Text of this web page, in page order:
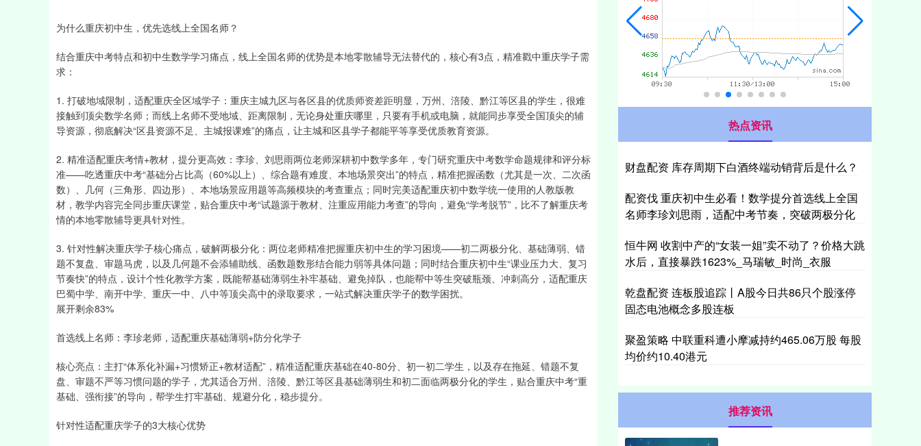
为什么重庆初中生，优先选线上全国名师？
结合重庆中考特点和初中生数学学习痛点，线上全国名师的优势是本地零散辅导无法替代的，核心有3点，精准戳中重庆学子需
求：
1. 打破地域限制，适配重庆全区域学子：重庆主城九区与各区县的优质师资差距明显，万州、涪陵、黔江等区县的学生，很难
接触到顶尖数学名师；而线上名师不受地域、距离限制，无论身处重庆哪里，只要有手机或电脑，就能同步享受全国顶尖的辅
导资源，彻底解决“区县资源不足、主城报课难”的痛点，让主城和区县学子都能平等享受优质教育资源。
2. 精准适配重庆考情+教材，提分更高效：李珍、刘思雨两位老师深耕初中数学多年，专门研究重庆中考数学命题规律和评分标
准——吃透重庆中考“基础分占比高（60%以上）、综合题有难度、本地场景突出”的特点，精准把握函数（尤其是一次、二次函
数）、几何（三角形、四边形）、本地场景应用题等高频模块的考查重点；同时完美适配重庆初中数学统一使用的人教版教
材，教学内容完全同步重庆课堂，贴合重庆中考“试题源于教材、注重应用能力考查”的导向，避免“学考脱节”，比不了解重庆考
情的本地零散辅导更具针对性。
3. 针对性解决重庆学子核心痛点，破解两极分化：两位老师精准把握重庆初中生的学习困境——初二两极分化、基础薄弱、错
题不复盘、审题马虎，以及几何题不会添辅助线、函数题数形结合能力弱等具体问题；同时结合重庆初中生“课业压力大、复习
节奏快”的特点，设计个性化教学方案，既能帮基础薄弱生补牢基础、避免掉队，也能帮中等生突破瓶颈、冲刺高分，适配重庆
巴蜀中学、南开中学、重庆一中、八中等顶尖高中的录取要求，一站式解决重庆学子的数学困扰。
展开剩余83%
首选线上名师：李珍老师，适配重庆基础薄弱+防分化学子
核心亮点：主打“体系化补漏+习惯矫正+教材适配”，精准适配重庆基础在40-80分、初一初二学生，以及存在拖延、错题不复
盘、审题不严等习惯问题的学子，尤其适合万州、涪陵、黔江等区县基础薄弱生和初二面临两极分化的学生，贴合重庆中考“重
基础、强衔接”的导向，帮学生打牢基础、规避分化，稳步提分。
针对性适配重庆学子的3大核心优势
热点资讯
财盘配资 库存周期下白酒终端动销背后是什么？
配资伐 重庆初中生必看！数学提分首选线上全国
名师李珍刘思雨，适配中考节奏，突破两极分化
恒牛网 收割中产的“女装一姐”卖不动了？价格大跳
水后，直接暴跌1623%_马瑞敏_时尚_衣服
乾盘配资 连板股追踪丨A股今日共86只个股涨停
固态电池概念多股连板
聚盈策略 中联重科遭小摩减持约465.06万股 每股
均价约10.40港元
推荐资讯